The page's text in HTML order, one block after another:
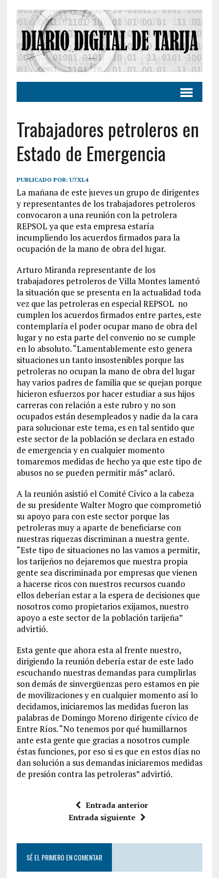
Trabajadores petroleros en
Estado de Emergencia
PUBLICADO POR: U7XL4
La mañana de este jueves un grupo de dirigentes
y representantes de los trabajadores petroleros
convocaron a una reunión con la petrolera
REPSOL ya que esta empresa estaría
incumpliendo los acuerdos firmados para la
ocupación de la mano de obra del lugar.
Arturo Miranda representante de los
trabajadores petroleros de Villa Montes lamentó
la situación que se presenta en la actualidad toda
vez que las petroleras en especial REPSOL no
cumplen los acuerdos firmados entre partes, este
contemplaría el poder ocupar mano de obra del
lugar y no esta parte del convenio no se cumple
en lo absoluto. “Lamentablemente esto genera
situaciones un tanto insostenibles porque las
petroleras no ocupan la mano de obra del lugar
hay varios padres de familia que se quejan porque
hicieron esfuerzos por hacer estudiar a sus hijos
carreras con relación a este rubro y no son
ocupados están desempleados y nadie da la cara
para solucionar este tema, es en tal sentido que
este sector de la población se declara en estado
de emergencia y en cualquier momento
tomaremos medidas de hecho ya que este tipo de
abusos no se pueden permitir más” aclaró.
A la reunión asistió el Comité Cívico a la cabeza
de su presidente Walter Mogro que comprometió
su apoyo para con este sector porque las
petroleras muy a aparte de beneficiarse con
nuestras riquezas discriminan a nuestra gente.
“Este tipo de situaciones no las vamos a permitir,
los tarijeños no dejaremos que nuestra propia
gente sea discriminada por empresas que vienen
a hacerse ricos con nuestros recursos cuando
ellos deberían estar a la espera de decisiones que
nosotros como propietarios exijamos, nuestro
apoyo a este sector de la población tarijeña”
advirtió.
Esta gente que ahora esta al frente nuestro,
dirigiendo la reunión debería estar de este lado
escuchando nuestras demandas para cumplirlas
son demás de sinvergüenzas pero estamos en pie
de movilizaciones y en cualquier momento así lo
decidamos, iniciaremos las medidas fueron las
palabras de Domingo Moreno dirigente cívico de
Entre Ríos. “No tenemos por qué humillarnos
ante esta gente que gracias a nosotros cumple
éstas funciones, por eso si es que en estos días no
dan solución a sus demandas iniciaremos medidas
de presión contra las petroleras” advirtió.
Entrada anterior
Entrada siguiente
SÉ EL PRIMERO EN COMENTAR